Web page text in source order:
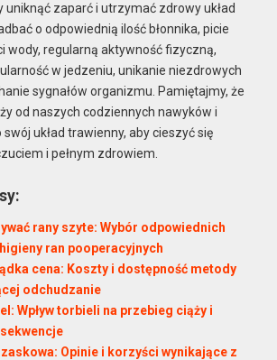
uniknąć zaparć i utrzymać zdrowy układ
o odpowiednią ilość błonnika, picie
wody, regularną aktywność fizyczną,
w jedzeniu, unikanie niezdrowych
sygnałów organizmu. Pamiętajmy, że
od naszych codziennych nawyków i
układ trawienny, aby cieszyć się
i pełnym zdrowiem.
rany szyte: Wybór odpowiednich
ran pooperacyjnych
cena: Koszty i dostępność metody
odchudzanie
Wpływ torbieli na przebieg ciąży i
Opinie i korzyści wynikające z